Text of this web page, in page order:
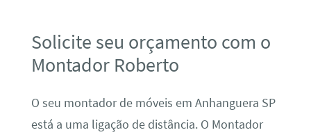
Solicite seu orçamento com o
Montador Roberto
O seu montador de móveis em Anhanguera SP
está a uma ligação de distância. O Montador